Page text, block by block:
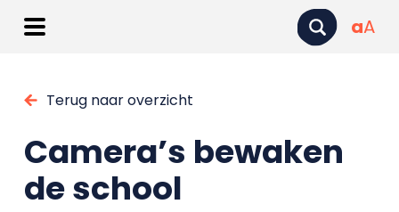
aA
Terug naar overzicht
Camera’s bewaken
de school